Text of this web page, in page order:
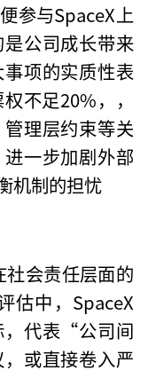
参与SpaceX上
公司成长带来
项的实质性表
不足20%，，
理层约束等关
一步加剧外部
机制的担忧
社会责任层面的
估中，SpaceX
，代表“公司间
或直接卷入严